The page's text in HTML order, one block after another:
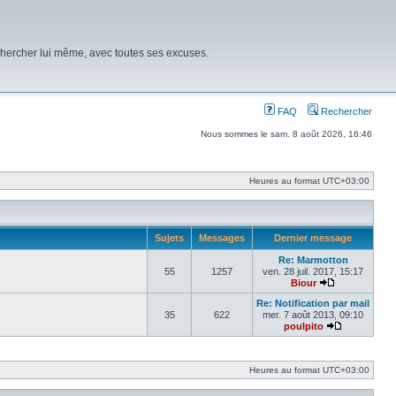
lui même, avec toutes ses excuses.
FAQ Rechercher
Nous sommes le sam. 8 août 2026, 16:46
Heures au format UTC+03:00
Sujets Messages Dernier message
55 1257
Re: Marmotton
ven. 28 juil. 2017, 15:17
Biour
Voir le
35 622
Re: Notification par mail
mer. 7 août 2013, 09:10
poulpito
Voir le
Heures au format UTC+03:00